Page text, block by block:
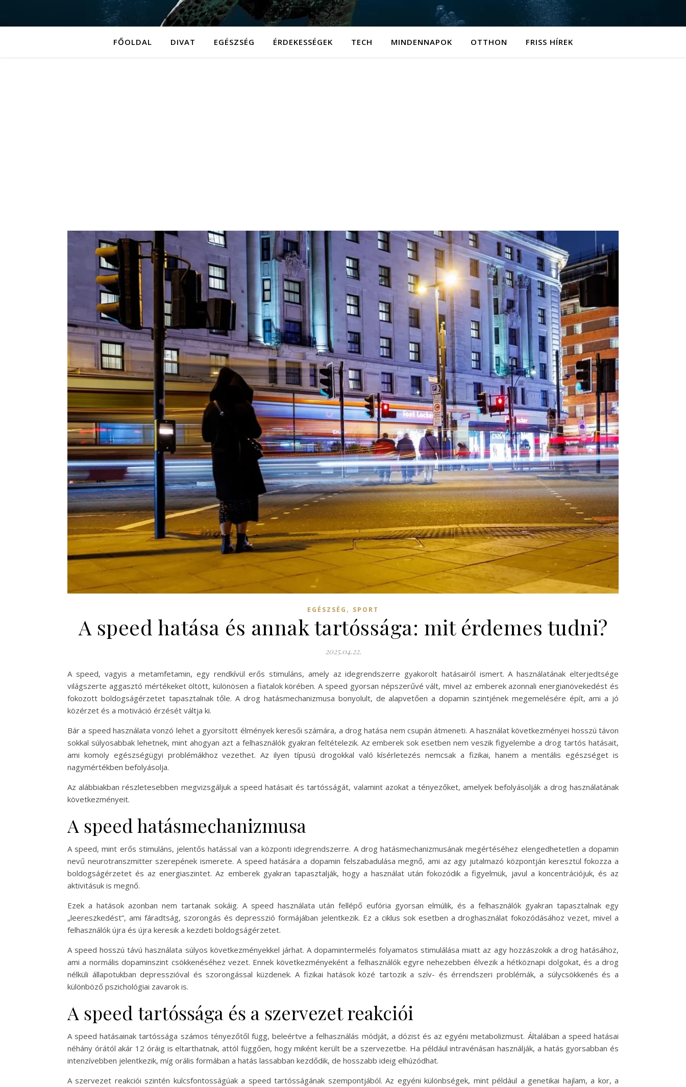
FŐOLDAL DIVAT EGÉSZSÉG ÉRDEKESSÉGEK TECH MINDENNAPOK OTTHON FRISS HÍREK
EGÉSZSÉG , SPORT
A speed hatása és annak tartóssága: mit érdemes tudni?
2025.04.22.
A speed, vagyis a metamfetamin, egy rendkívül erős stimuláns, amely az idegrendszerre gyakorolt hatásairól ismert. A használatának elterjedtsége
világszerte aggasztó mértékeket öltött, különösen a fiatalok körében. A speed gyorsan népszerűvé vált, mivel az emberek azonnali energianövekedést és
fokozott boldogságérzetet tapasztalnak tőle. A drog hatásmechanizmusa bonyolult, de alapvetően a dopamin szintjének megemelésére épít, ami a jó
közérzet és a motiváció érzését váltja ki.
Bár a speed használata vonzó lehet a gyorsított élmények keresői számára, a drog hatása nem csupán átmeneti. A használat következményei hosszú távon
sokkal súlyosabbak lehetnek, mint ahogyan azt a felhasználók gyakran feltételezik. Az emberek sok esetben nem veszik figyelembe a drog tartós hatásait,
ami komoly egészségügyi problémákhoz vezethet. Az ilyen típusú drogokkal való kísérletezés nemcsak a fizikai, hanem a mentális egészséget is
nagymértékben befolyásolja.
Az alábbiakban részletesebben megvizsgáljuk a speed hatásait és tartósságát, valamint azokat a tényezőket, amelyek befolyásolják a drog használatának
következményeit.
A speed hatásmechanizmusa
A speed, mint erős stimuláns, jelentős hatással van a központi idegrendszerre. A drog hatásmechanizmusának megértéséhez elengedhetetlen a dopamin
nevű neurotranszmitter szerepének ismerete. A speed hatására a dopamin felszabadulása megnő, ami az agy jutalmazó központján keresztül fokozza a
boldogságérzetet és az energiaszintet. Az emberek gyakran tapasztalják, hogy a használat után fokozódik a figyelmük, javul a koncentrációjuk, és az
aktivitásuk is megnő.
Ezek a hatások azonban nem tartanak sokáig. A speed használata után fellépő eufória gyorsan elmúlik, és a felhasználók gyakran tapasztalnak egy
„leereszkedést”, ami fáradtság, szorongás és depresszió formájában jelentkezik. Ez a ciklus sok esetben a droghasználat fokozódásához vezet, mivel a
felhasználók újra és újra keresik a kezdeti boldogságérzetet.
A speed hosszú távú használata súlyos következményekkel járhat. A dopamintermelés folyamatos stimulálása miatt az agy hozzászokik a drog hatásához,
ami a normális dopaminszint csökkenéséhez vezet. Ennek következményeként a felhasználók egyre nehezebben élvezik a hétköznapi dolgokat, és a drog
nélküli állapotukban depresszióval és szorongással küzdenek. A fizikai hatások közé tartozik a szív- és érrendszeri problémák, a súlycsökkenés és a
különböző pszichológiai zavarok is.
A speed tartóssága és a szervezet reakciói
A speed hatásainak tartóssága számos tényezőtől függ, beleértve a felhasználás módját, a dózist és az egyéni metabolizmust. Általában a speed hatásai
néhány órától akár 12 óráig is eltarthatnak, attól függően, hogy miként került be a szervezetbe. Ha például intravénásan használják, a hatás gyorsabban és
intenzívebben jelentkezik, míg orális formában a hatás lassabban kezdődik, de hosszabb ideig elhúzódhat.
A szervezet reakciói szintén kulcsfontosságúak a speed tartósságának szempontjából. Az egyéni különbségek, mint például a genetikai hajlam, a kor, a